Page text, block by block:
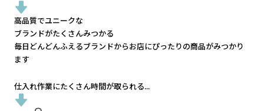
高品質でユニークな
ブランドがたくさんみつかる
毎日どんどんふえるブランドからお店にぴったりの商品がみつかり
ます
仕入れ作業にたくさん時間が取られる...